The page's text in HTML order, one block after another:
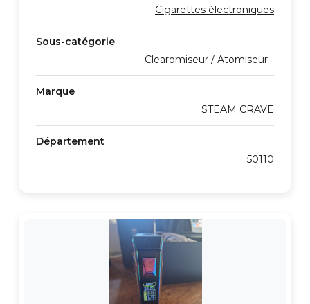
Cigarettes électroniques
Sous-catégorie
Clearomiseur / Atomiseur -
Marque
STEAM CRAVE
Département
50110